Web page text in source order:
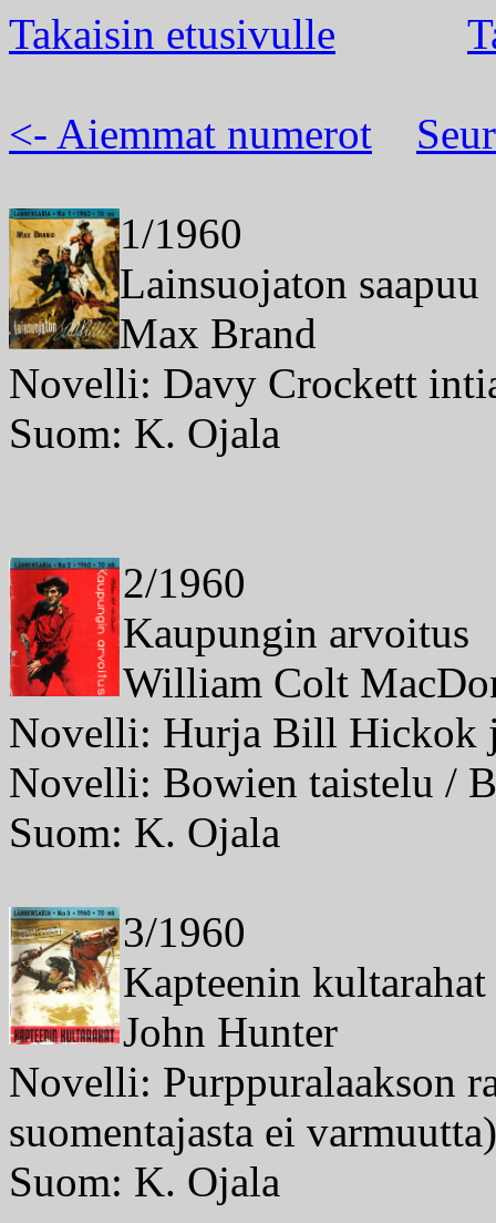
Takaisin etusivulle
<- Aiemmat numerot
1/1960
Lainsuojaton saapuu
Max Brand
Novelli: Davy Crockett
Suom: K. Ojala
2/1960
Kaupungin arvoitus
William Colt
Novelli: Hurja Bill Hickok
Novelli: Bowien taistelu /
Suom: K. Ojala
3/1960
Kapteenin kultarahat
John Hunter
Novelli: Purppuralaakson
suomentajasta ei varmuutta)
Suom: K. Ojala